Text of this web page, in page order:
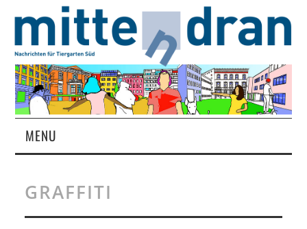
MENU
MAGAZIN
GRAFFITI